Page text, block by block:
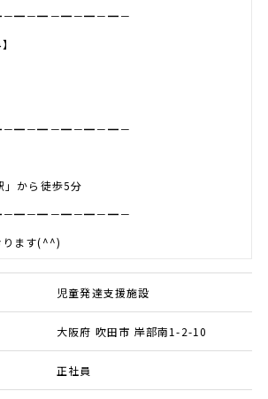
━－━－━－━－━－
━－━－━－━－━－
から徒歩5分
━－━－━－━－━－
ります(^^)
児童発達支援施設
大阪府 吹田市 岸部南1-2-10
正社員